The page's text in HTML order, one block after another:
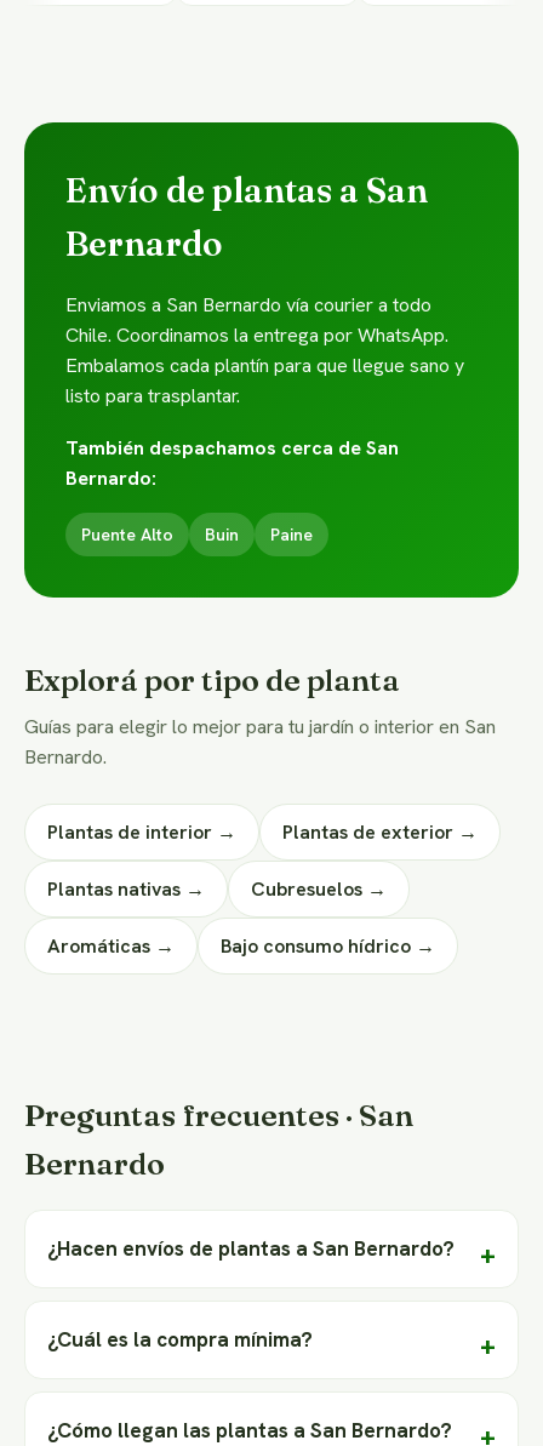
Envío de plantas a San
Bernardo
Enviamos a San Bernardo vía courier a todo
Chile. Coordinamos la entrega por WhatsApp.
Embalamos cada plantín para que llegue sano y
listo para trasplantar.
También despachamos cerca de San
Bernardo:
Puente Alto Buin Paine
Explorá por tipo de planta
Guías para elegir lo mejor para tu jardín o interior en San
Bernardo.
Plantas de interior → Plantas de exterior →
Plantas nativas → Cubresuelos →
Aromáticas → Bajo consumo hídrico →
Preguntas frecuentes · San
Bernardo
¿Hacen envíos de plantas a San Bernardo?
¿Cuál es la compra mínima?
¿Cómo llegan las plantas a San Bernardo?